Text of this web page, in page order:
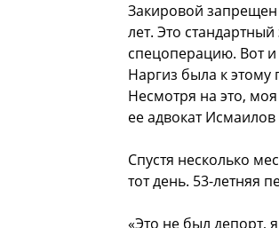
Закировой запрещен
лет. Это
спецоперацию. Вот
Наргиз была к
Несмотря на это,
ее адвокат
Спустя несколько
тот день. 53-летняя
«Это не был депорт,